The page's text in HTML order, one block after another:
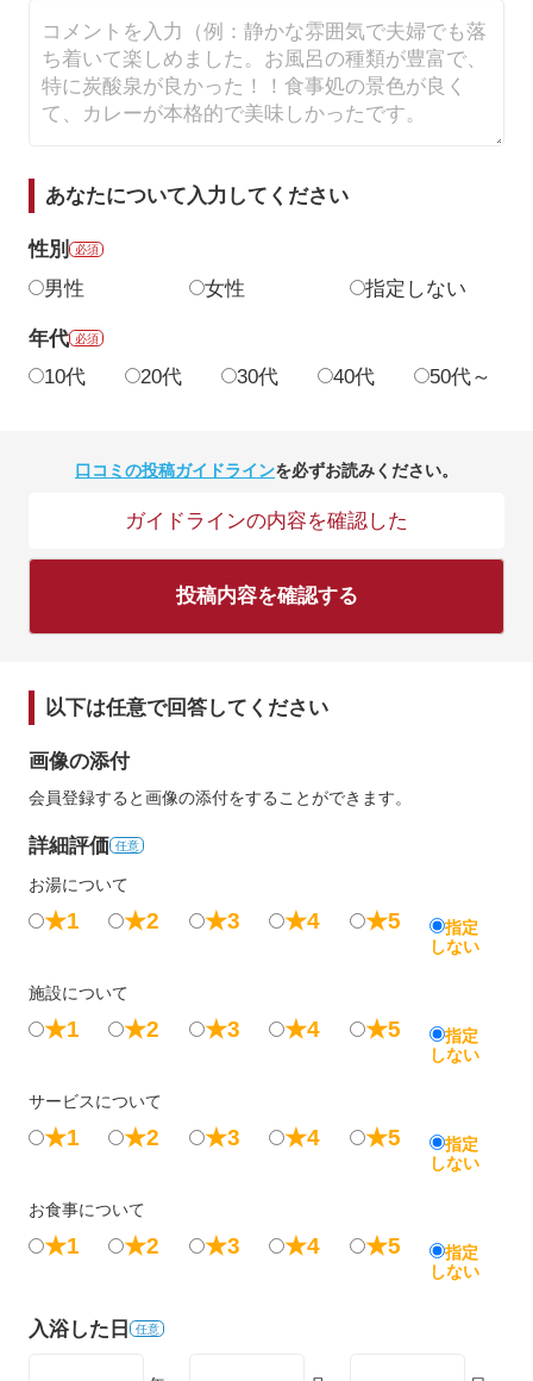
あなたについて入力してください
性別 必須
男性 女性 指定しない
年代 必須
10代 20代 30代 40代 50代～
口コミの投稿ガイドラインを必ずお読みください。
ガイドラインの内容を確認した
投稿内容を確認する
以下は任意で回答してください
画像の添付
会員登録すると画像の添付をすることができます。
詳細評価 任意
お湯について
★1 ★2 ★3 ★4 ★5
指定
しない
施設について
★1 ★2 ★3 ★4 ★5
指定
しない
サービスについて
★1 ★2 ★3 ★4 ★5
指定
しない
お食事について
★1 ★2 ★3 ★4 ★5
指定
しない
入浴した日 任意